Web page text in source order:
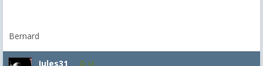
Bernard
Jules31 44